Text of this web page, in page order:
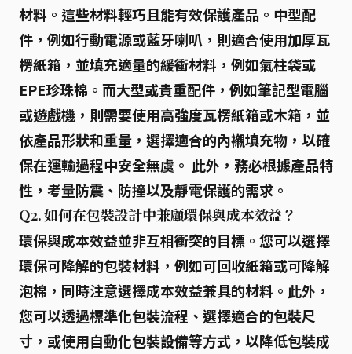
材料。這些材料輕巧且能有效保護產品。中型配
件，例如行動電源或藍牙喇叭，則適合使用加厚瓦
楞紙箱，並填充適量的緩衝材料，例如氣柱袋或
EPE珍珠棉。而大型或貴重配件，例如筆記型電腦
或遊戲機，則需要使用高強度瓦楞紙箱或木箱，並
依產品形狀和重量，選擇適合的內襯填充物，以確
保在運輸過程中安全無虞。 此外，務必根據產品特
性，考量防震、防撞以及靜電保護的需求。
Q2. 如何在包裝設計中兼顧環保與成本效益？
環保與成本效益並非互相衝突的目標。您可以選擇
環保可降解的包裝材料，例如可回收紙箱或可降解
泡棉，同時注意選擇成本效益兼具的材料。此外，
您可以透過標準化包裝流程、選擇適合的包裝尺
寸，或使用自動化包裝設備等方式，以降低包裝成